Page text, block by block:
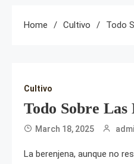
Home Cultivo Todo
Cultivo
Todo Sobre Las
March 18, 2025
La berenjena, aunque no